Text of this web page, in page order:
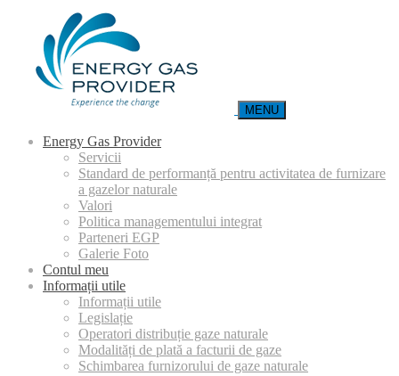
MENU
Energy Gas Provider
Servicii
Standard de performanță pentru activitatea de furnizare
a gazelor naturale
Valori
Politica managementului integrat
Parteneri EGP
Galerie Foto
Contul meu
Informații utile
Informații utile
Legislație
Operatori distribuție gaze naturale
Modalități de plată a facturii de gaze
Schimbarea furnizorului de gaze naturale